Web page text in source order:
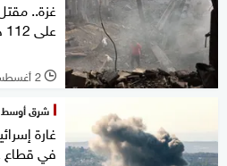
على 112 جثة تحت أنقاض
l 2 أغسطس 2026
شرق أوسط
غارة
في قطاع